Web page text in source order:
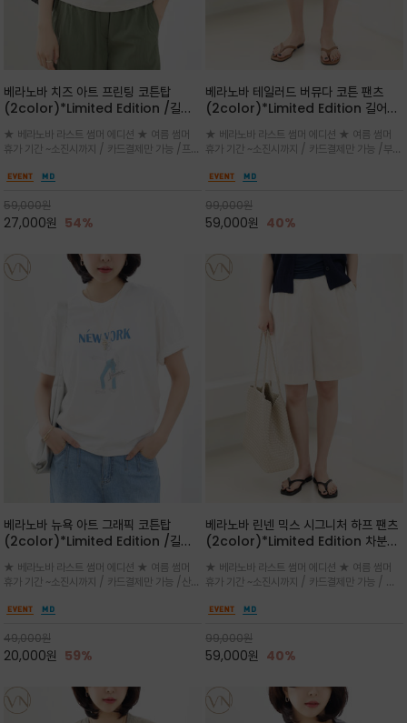
베라노바 치즈 아트 프린팅 코튼탑
(2color)*Limited Edition /길어
세요 ^^
★ 베라노바 라스트 썸머 에디션 ★ 여름 썸머
휴가 기간 ~소진시까지 / 카드결제만 가능 /프론
러스트 프린트가 더해져 과하지 않으면서도 세련
59,000원
27,000원 54%
베라노바 테일러드 버뮤다 코튼 팬츠
(2color)*Limited Edition 길어진
^^
★ 베라노바 라스트 썸머 에디션 ★ 여름 썸머
휴가 기간 ~소진시까지 / 카드결제만 가능 /부드
은은한 매트 컬러가 고급스러운 분위기
99,000원
59,000원 40%
베라노바 뉴욕 아트 그래픽 코튼탑
(2color)*Limited Edition /길어
세요 ^^
★ 베라노바 라스트 썸머 에디션 ★ 여름 썸머
휴가 기간 ~소진시까지 / 카드결제만 가능 /산뜻
레터링과 감각적인 일러스트 프린트가 어우러져
49,000원
20,000원 59%
베라노바 린넨 믹스 시그니처 하프 팬츠
(2color)*Limited Edition 차분한
진 여름의 끝자락까지 멋스럽게 연출하
세요 ^^
★ 베라노바 라스트 썸머 에디션 ★ 여름 썸머
휴가 기간 ~소진시까지 / 카드결제만 가능 / 앞
게 체형을 커버해 우아한 비율을 완성
99,000원
59,000원 40%